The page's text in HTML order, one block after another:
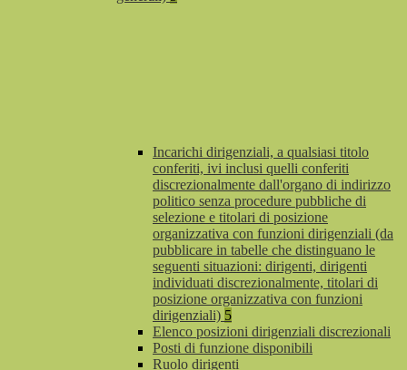
Incarichi dirigenziali, a qualsiasi titolo
conferiti, ivi inclusi quelli conferiti
discrezionalmente dall'organo di indirizzo
politico senza procedure pubbliche di
selezione e titolari di posizione
organizzativa con funzioni dirigenziali (da
pubblicare in tabelle che distinguano le
seguenti situazioni: dirigenti, dirigenti
individuati discrezionalmente, titolari di
posizione organizzativa con funzioni
dirigenziali) 5
Elenco posizioni dirigenziali discrezionali
Posti di funzione disponibili
Ruolo dirigenti